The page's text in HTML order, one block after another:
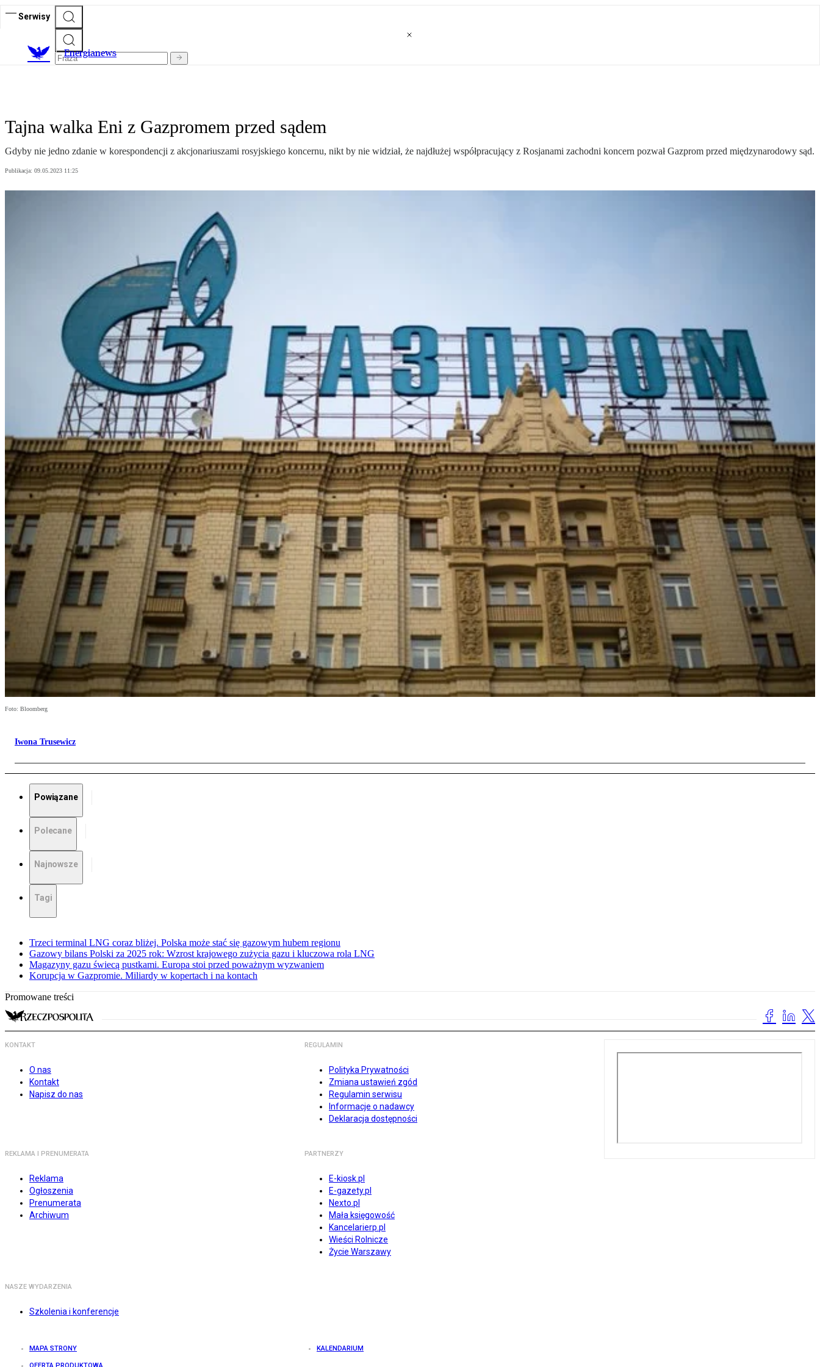
Serwisy
Energianews
Tajna walka Eni z Gazpromem przed sądem
Gdyby nie jedno zdanie w korespondencji z akcjonariuszami rosyjskiego koncernu, nikt by nie widział, że najdłużej współpracujący z Rosjanami zachodni koncern pozwał Gazprom przed międzynarodowy sąd.
Publikacja: 09.05.2023 11:25
Foto: Bloomberg
Iwona Trusewicz
Powiązane
Polecane
Najnowsze
Tagi
Trzeci terminal LNG coraz bliżej. Polska może stać się gazowym hubem regionu
Gazowy bilans Polski za 2025 rok: Wzrost krajowego zużycia gazu i kluczowa rola LNG
Magazyny gazu świecą pustkami. Europa stoi przed poważnym wyzwaniem
Korupcja w Gazpromie. Miliardy w kopertach i na kontach
Promowane treści
KONTAKT
O nas
Kontakt
Napisz do nas
REGULAMIN
Polityka Prywatności
Zmiana ustawień zgód
Regulamin serwisu
Informacje o nadawcy
Deklaracja dostępności
REKLAMA I PRENUMERATA
Reklama
Ogłoszenia
Prenumerata
Archiwum
PARTNERZY
E-kiosk.pl
E-gazety.pl
Nexto.pl
Mała księgowość
Kancelarierp.pl
Wieści Rolnicze
Życie Warszawy
NASZE WYDARZENIA
Szkolenia i konferencje
MAPA STRONY KALENDARIUM